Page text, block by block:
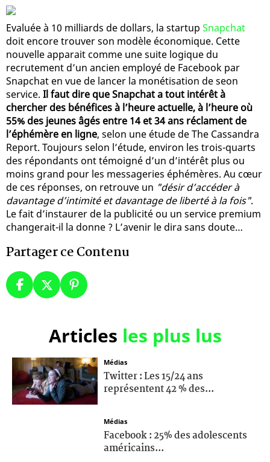
Evaluée à 10 milliards de dollars, la startup Snapchat
doit encore trouver son modèle économique. Cette
nouvelle apparait comme une suite logique du
recrutement d’un ancien employé de Facebook par
Snapchat en vue de lancer la monétisation de seon
service. Il faut dire que Snapchat a tout intérêt à
chercher des bénéfices à l’heure actuelle, à l’heure où
55% des jeunes âgés entre 14 et 34 ans réclament de
l’éphémère en ligne, selon une étude de The Cassandra
Report. Toujours selon l’étude, environ les trois-quarts
des répondants ont témoigné d’un d’intérêt plus ou
moins grand pour les messageries éphémères. Au cœur
de ces réponses, on retrouve un "désir d’accéder à
davantage d’intimité et davantage de liberté à la fois".
Le fait d’instaurer de la publicité ou un service premium
changerait-il la donne ? L’avenir le dira sans doute…
Partager ce Contenu
Articles les plus lus
Médias
Twitter : Les 15/24 ans
représentent 42 % des...
Médias
Facebook : 25% des adolescents
américains...